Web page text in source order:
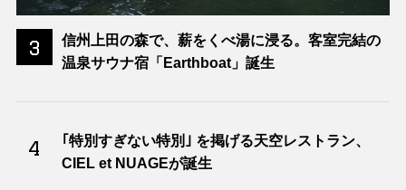
3
信州上田の森で、薪をくべ湯に浸る。客室完結の
温泉サウナ宿「Earthboat」誕生
4
｢特別すぎない特別｣ を掲げる天空レストラン、
CIEL et NUAGEが誕生